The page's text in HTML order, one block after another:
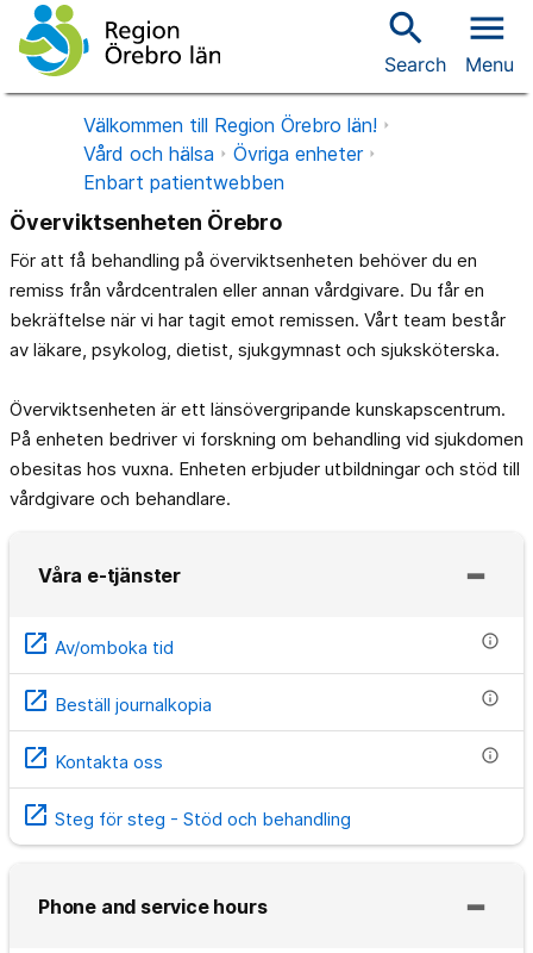
search
Search
menu
Menu
Välkommen till Region Örebro län!
Vård och hälsa
Övriga enheter
Enbart patientwebben
Överviktsenheten Örebro
För att få behandling på överviktsenheten behöver du en
remiss från vårdcentralen eller annan vårdgivare. Du får en
bekräftelse när vi har tagit emot remissen. Vårt team består
av läkare, psykolog, dietist, sjukgymnast och sjuksköterska.
Överviktsenheten är ett länsövergripande kunskapscentrum.
På enheten bedriver vi forskning om behandling vid sjukdomen
obesitas hos vuxna. Enheten erbjuder utbildningar och stöd till
vårdgivare och behandlare.
Våra e-tjänster
open_in_new Av/omboka tid info
open_in_new Beställ journalkopia info
open_in_new Kontakta oss info
open_in_new Steg för steg - Stöd och behandling
Phone and service hours